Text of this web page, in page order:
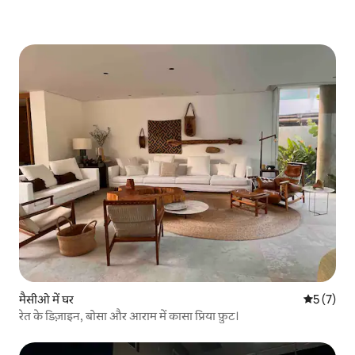
मैसीओ में घर औसत रेटिंग
5 (7)
रेत के डिज़ाइन, बोसा और आराम में कासा प्रिया फ़ुट।